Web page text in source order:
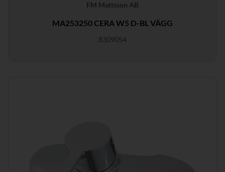
FM Mattsson AB
MA253250 CERA W5 D-BL VÄGG
8309054